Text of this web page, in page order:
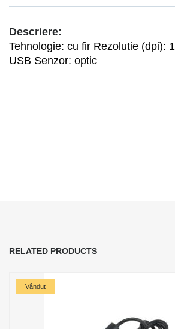
Descriere:
Tehnologie: cu fir Rezolutie (dpi):
USB Senzor: optic
RELATED PRODUCTS
Vândut